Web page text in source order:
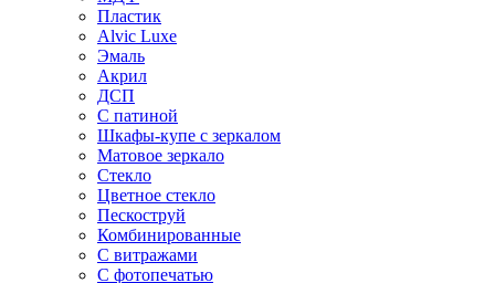
Пластик
Alvic Luxe
Эмаль
Акрил
ДСП
С патиной
Шкафы-купе с зеркалом
Матовое зеркало
Стекло
Цветное стекло
Пескоструй
Комбинированные
С витражами
С фотопечатью